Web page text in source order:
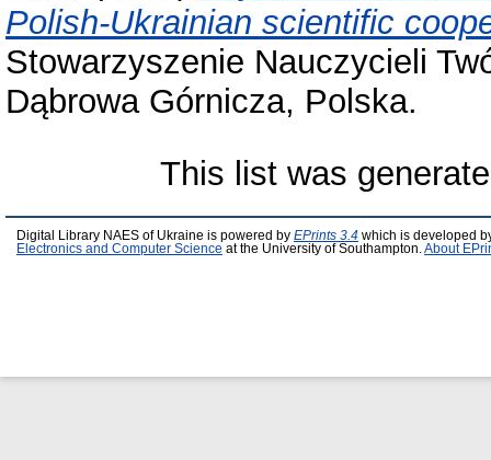
Polish-Ukrainian scientific
Stowarzyszenie Nauczycieli
Dąbrowa Górnicza, Polska.
This list was
Digital Library NAES of Ukraine is powered by EPrints 3.4 which is developed
Electronics and Computer Science at the University of Southampton. About